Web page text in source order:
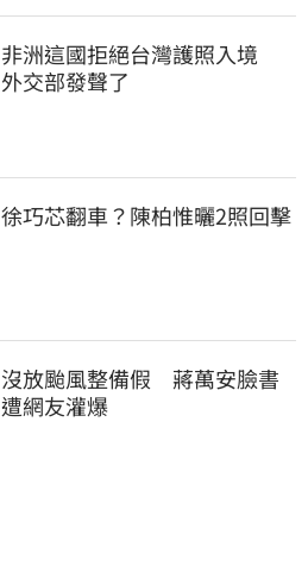
非洲這國拒絕台灣護照入境
外交部發聲了
徐巧芯翻車？陳柏惟曬2照回擊
沒放颱風整備假　蔣萬安臉書
遭網友灌爆